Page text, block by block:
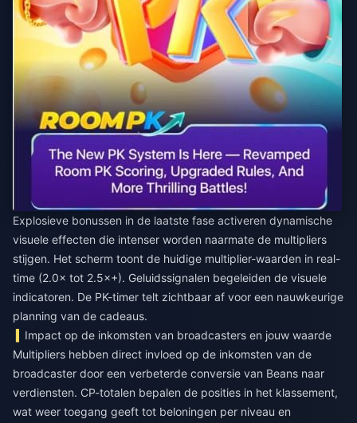
Explosieve bonussen in de laatste fase activeren dynamische
visuele effecten die intenser worden naarmate de multipliers
stijgen. Het scherm toont de huidige multiplier-waarden in real-
time (2.0× tot 2.5×+). Geluidssignalen begeleiden de visuele
indicatoren. De PK-timer telt zichtbaar af voor een nauwkeurige
planning van de cadeaus.
Impact op de inkomsten van broadcasters en jouw waarde
Multipliers hebben direct invloed op de inkomsten van de
broadcaster door een verbeterde conversie van Beans naar
verdiensten. CP-totalen bepalen de posities in het klassement,
wat weer toegang geeft tot beloningen per niveau en